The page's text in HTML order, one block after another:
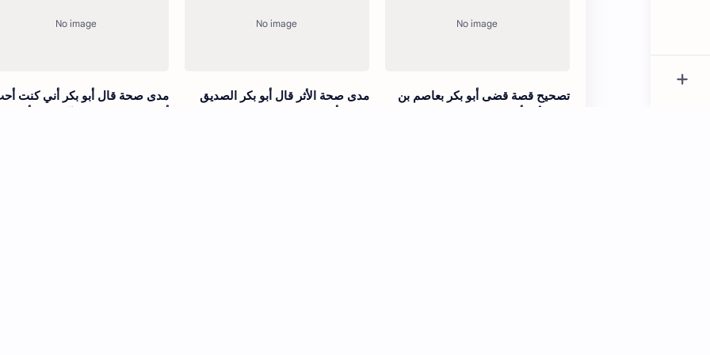
تصحيح قصة قضى أبو بكر بعاصم بن
مدى صحة الأثر قال أبو بكر الصديق
مدى صحة قال أبو بكر أني كنت